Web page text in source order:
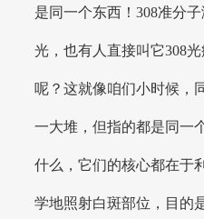
是同一个东西！308准分
光，也有人直接叫它308
呢？这就像咱们小时候，
一大堆，但指的都是同一
什么，它们的核心都在于
学地照射白斑部位，目的